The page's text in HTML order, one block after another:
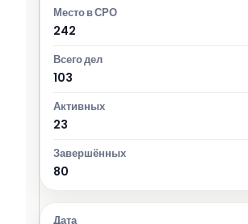
242
103
23
80